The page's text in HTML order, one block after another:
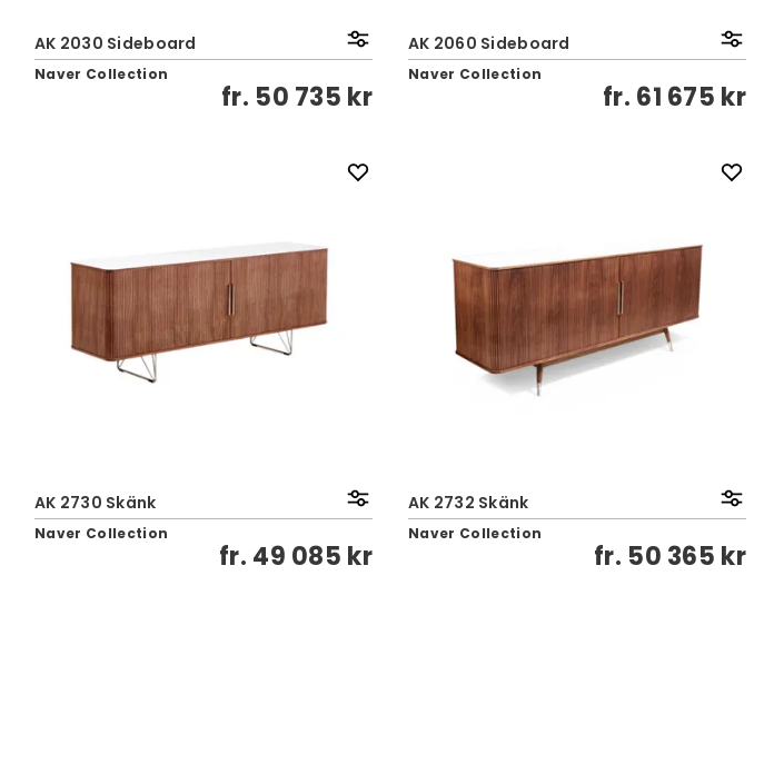
AK 2030 Sideboard
Naver Collection
fr. 50 735 kr
AK 2060 Sideboard
Naver Collection
fr. 61 675 kr
AK 2730 Skänk
Naver Collection
fr. 49 085 kr
AK 2732 Skänk
Naver Collection
fr. 50 365 kr